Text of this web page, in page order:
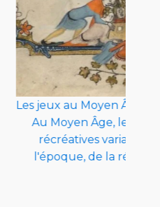
jeux et les activités
en fonction de
et des classes…